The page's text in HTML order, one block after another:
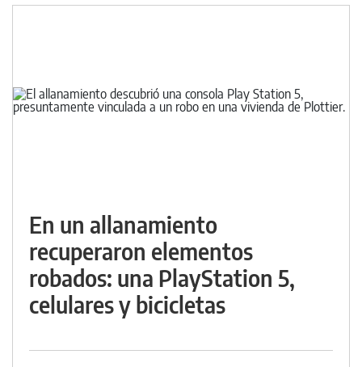
En un allanamiento
recuperaron elementos
robados: una PlayStation 5,
celulares y bicicletas